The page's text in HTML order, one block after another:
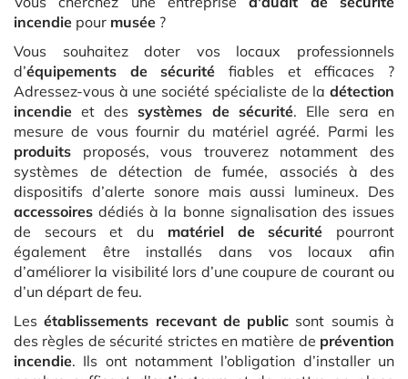
incendie pour musée ?
Vous souhaitez doter vos locaux professionnels
d’équipements de sécurité fiables et efficaces ?
Adressez-vous à une société spécialiste de la détection
incendie et dessystèmes de sécurité. Elle sera en
mesure de vous fournir du matériel agréé. Parmi les
produits proposés, vous trouverez notamment des
systèmes de détection de fumée, associés à des
dispositifs d’alerte sonore mais aussi lumineux. Des
accessoires dédiés à la bonne signalisation des issues
de secours et du matériel de sécurité pourront
également être installés dans vos locaux afin
d’améliorer la visibilité lors d’une coupure de courant ou
d’un départ de feu.
Lesétablissements recevant de public sont soumis à
des règles de sécurité strictes en matière de prévention
incendie. Ils ont notamment l’obligation d’installer un